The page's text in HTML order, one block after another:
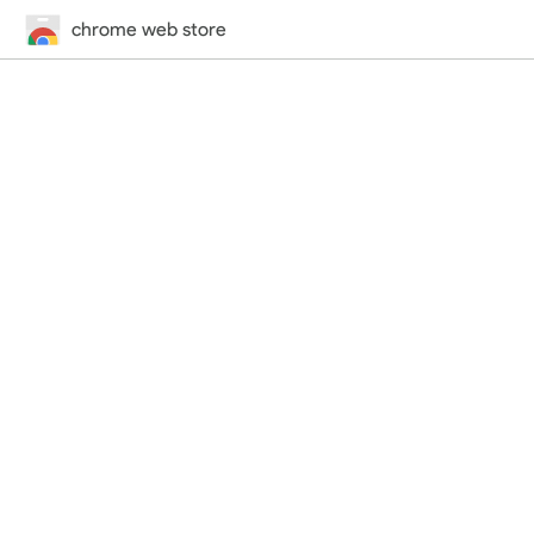
chrome web store